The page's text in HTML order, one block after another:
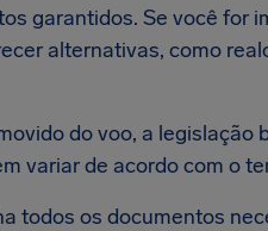
garantidos. Se você for
alternativas, como
do voo, a legislação
variar de acordo com o
todos os documentos